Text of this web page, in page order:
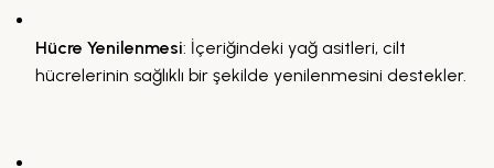
Hücre Yenilenmesi: İçeriğindeki yağ asitleri, cilt
hücrelerinin sağlıklı bir şekilde yenilenmesini destekler.